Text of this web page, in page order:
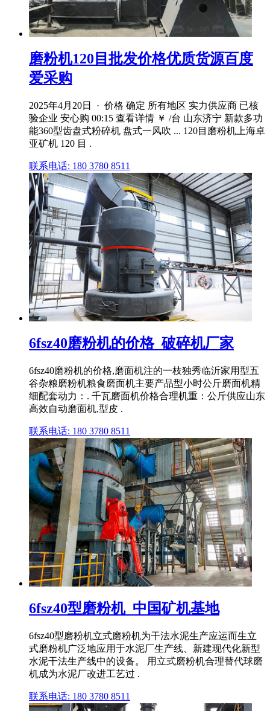
磨粉机120目批发价格优质货源百度
爱采购
2025年4月20日 · 价格 确定 所有地区 实力供应商 已核
验企业 安心购 00:15 查看详情 ￥ /台 山东济宁 新款多功
能360型齿盘式粉碎机 盘式一风吹 ... 120目磨粉机上海卓
亚矿机 120 目 .
联系电话: 180 3780 8511
6fsz40磨粉机的价格_破碎机厂家
6fsz40磨粉机的价格,磨面机注的一枝独秀临沂家用型五
谷杂粮磨粉机粮食磨面机主要产品型小时公斤磨面机精
细配套动力：. 千瓦磨面机价格合理机重：公斤供应山东
高效自动磨面机,型皮 .
联系电话: 180 3780 8511
6fsz40型磨粉机_中国矿机基地
6fsz40型磨粉机立式磨粉机为干法水泥生产应运而生立
式磨粉机广泛地应用于水泥厂生产线、新建现代化新型
水泥干法生产线中的设备。 用立式磨粉机合理替代球磨
机成为水泥厂改进工艺过 .
联系电话: 180 3780 8511